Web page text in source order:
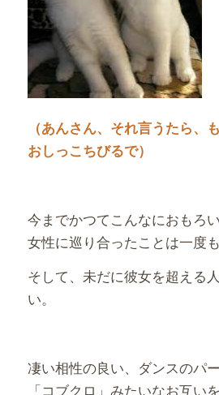
（あんさん、それ言うたら、
おしっこちびるで）
今までかつてこんなにおもろい
女性に巡り合ったことは一度も
そして、未だに彼女を超える
い。
凄い相性の良い、ダンスのパー
「コブクロ」みたいなお互い